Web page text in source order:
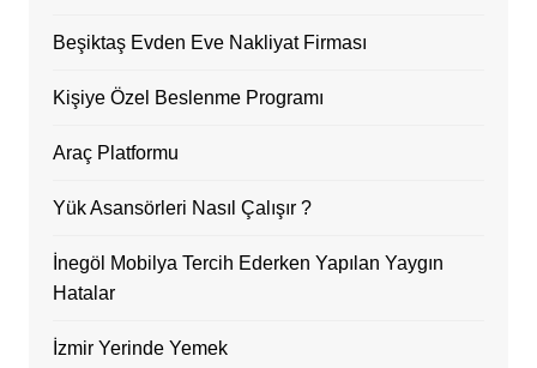
Beşiktaş Evden Eve Nakliyat Firması
Kişiye Özel Beslenme Programı
Araç Platformu
Yük Asansörleri Nasıl Çalışır ?
İnegöl Mobilya Tercih Ederken Yapılan Yaygın
Hatalar
İzmir Yerinde Yemek